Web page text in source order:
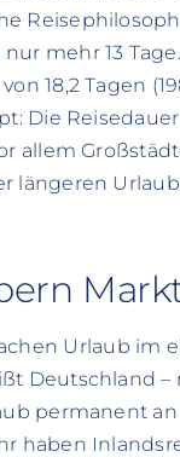
mehr 13
18,2 Tagen
Die
allem
längeren
Urlaub im
Deutschland
permanent an
haben